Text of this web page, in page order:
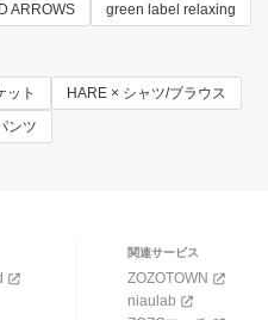
ARROWS
green label relaxing
ット
HARE × シャツ/ブラウス
ンツ
関連サービス
ZOZOTOWN
niaulab